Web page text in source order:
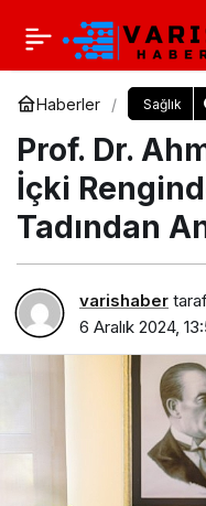
Haberler Sağlık
Prof. Dr.
İçki
Tadından
varishaber
6 Aralık 2024,